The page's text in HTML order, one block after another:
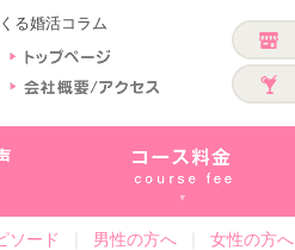
る婚活コラム
ソード 男性の方へ 女性の方へ